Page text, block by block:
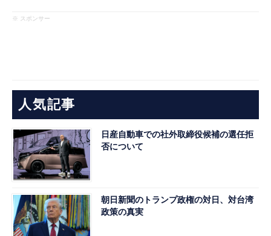
※ スポンサー
人気記事
日産自動車での社外取締役候補の選任拒
否について
朝日新聞のトランプ政権の対日、対台湾
政策の真実